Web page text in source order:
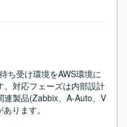
ち受け環境をAWS環境に
対応フェーズは内部設計
連製品(Zabbix、A-Auto、V
ります。